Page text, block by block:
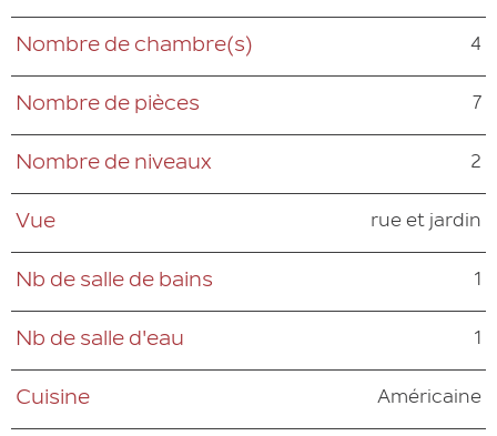
Nombre de chambre(s) 4
Nombre de pièces 7
Nombre de niveaux 2
Vue rue et jardin
Nb de salle de bains 1
Nb de salle d'eau 1
Cuisine Américaine